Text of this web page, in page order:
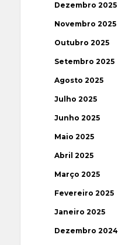
Dezembro 2025
Novembro 2025
Outubro 2025
Setembro 2025
Agosto 2025
Julho 2025
Junho 2025
Maio 2025
Abril 2025
Março 2025
Fevereiro 2025
Janeiro 2025
Dezembro 2024